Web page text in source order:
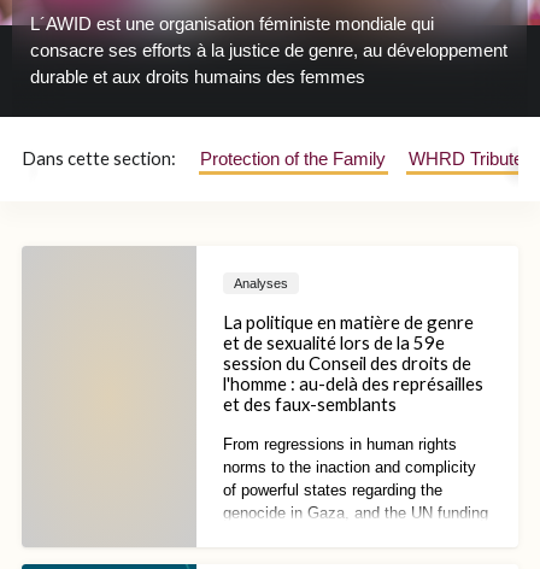
L´AWID est une organisation féministe mondiale qui
consacre ses efforts à la justice de genre, au développement
durable et aux droits humains des femmes
Dans cette section: Protection of the Family WHRD Tribute
Analyses
La politique en matière de genre
et de sexualité lors de la 59e
session du Conseil des droits de
l'homme : au-delà des représailles
et des faux-semblants
From regressions in human rights
norms to the inaction and complicity
of powerful states regarding the
genocide in Gaza, and the UN funding